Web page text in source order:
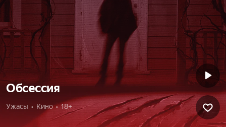
Обсессия
Ужасы  •  Кино  •  18+